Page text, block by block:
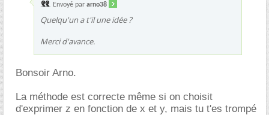
Envoyé par arno38
Quelqu'un a t'il une idée ?
Merci d'avance.
Bonsoir Arno.
La méthode est correcte même si on choisit
d'exprimer z en fonction de x et y, mais tu t'es trompé